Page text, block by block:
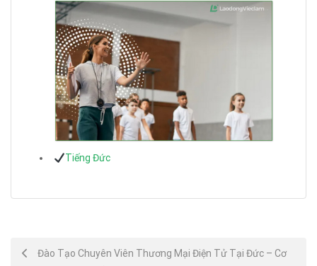
Tiếng Đức
PostĐào Tạo Chuyên Viên Thương Mại Điện Tử Tại Đức – Cơ